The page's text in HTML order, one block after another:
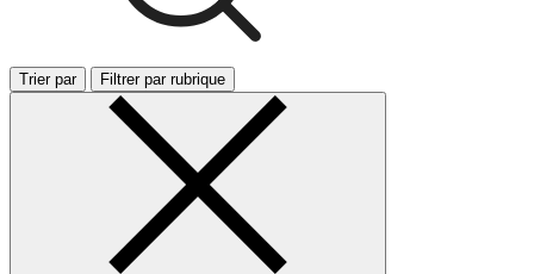
Trier par Filtrer par rubrique